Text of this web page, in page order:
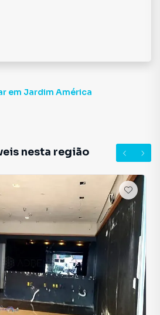
em Jardim América
nesta região